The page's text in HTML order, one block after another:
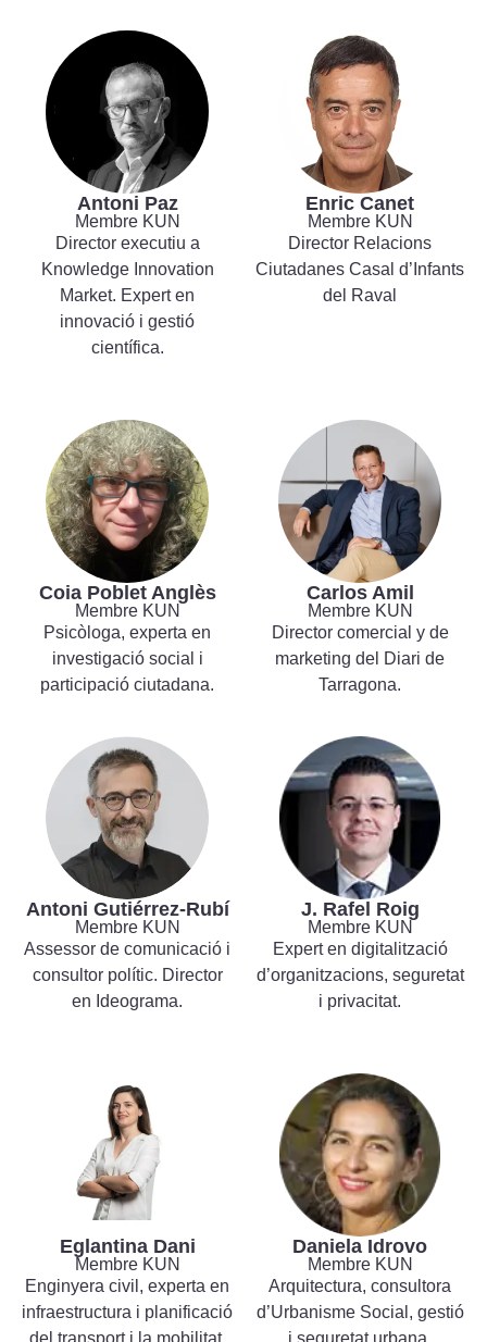
Antoni Paz
Membre KUN
Director executiu a
Knowledge Innovation
Market. Expert en
innovació i gestió
científica.
Enric Canet
Membre KUN
Director Relacions
Ciutadanes Casal d’Infants
del Raval
Coia Poblet Anglès
Membre KUN
Psicòloga, experta en
investigació social i
participació ciutadana.
Carlos Amil
Membre KUN
Director comercial y de
marketing del Diari de
Tarragona.
Antoni Gutiérrez-Rubí
Membre KUN
Assessor de comunicació i
consultor polític. Director
en Ideograma.
J. Rafel Roig
Membre KUN
Expert en digitalització
d’organitzacions, seguretat
i privacitat.
Eglantina Dani
Membre KUN
Enginyera civil, experta en
infraestructura i planificació
del transport i la mobilitat.
Daniela Idrovo
Membre KUN
Arquitectura, consultora
d’Urbanisme Social, gestió
i seguretat urbana.